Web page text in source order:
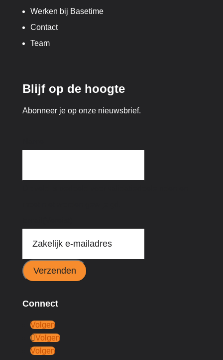
Werken bij Basetime
Contact
Team
Blijf op de hoogte
Abonneer je op onze nieuwsbrief.
Verzenden
Connect
Volgen
Volgen
Volgen